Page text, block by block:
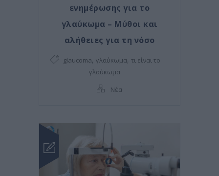
ενημέρωσης για το
γλαύκωμα – Μύθοι και
αλήθειες για τη νόσο
glaucoma, γλαύκωμα, τι είναι το
γλαύκωμα
Νέα